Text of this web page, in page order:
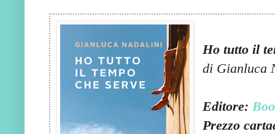
Ho tutto il
di Gianluca
Editore:
Prezzo